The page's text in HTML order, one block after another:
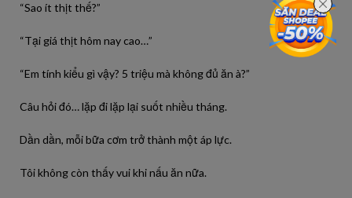
“Sao ít thịt thế?”
“Tại giá thịt hôm nay cao…”
“Em tính kiểu gì vậy? 5 triệu mà không đủ ăn à?”
Câu hỏi đó… lặp đi lặp lại suốt nhiều tháng.
Dần dần, mỗi bữa cơm trở thành một áp lực.
Tôi không còn thấy vui khi nấu ăn nữa.